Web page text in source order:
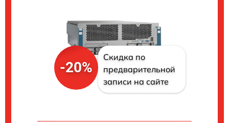
-20%
Скидка по
предварительной
записи на сайте